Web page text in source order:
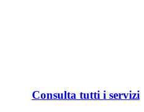
Consulta tutti i servizi